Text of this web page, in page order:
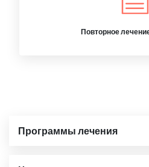
Повторное
Программы лечения